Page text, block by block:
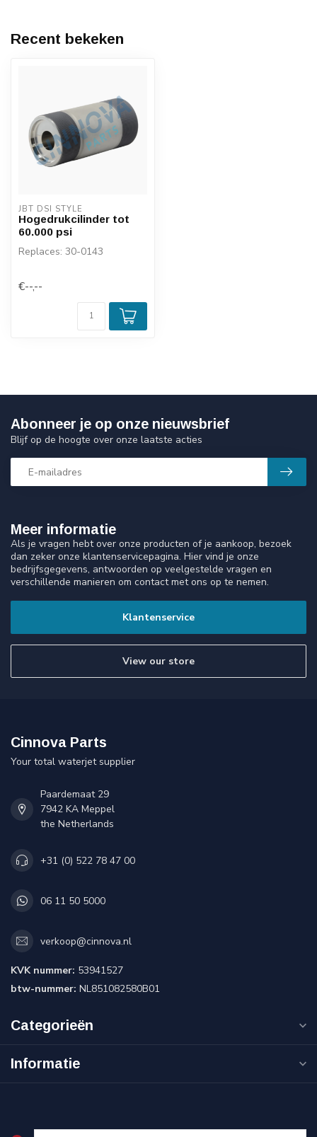
Recent bekeken
JBT DSI STYLE
Hogedrukcilinder tot
60.000 psi
Replaces: 30-0143
€--,--
Meer informatie
Als je vragen hebt over onze producten of je aankoop, bezoek
dan zeker onze klantenservicepagina. Hier vind je onze
bedrijfsgegevens, antwoorden op veelgestelde vragen en
verschillende manieren om contact met ons op te nemen.
Klantenservice
View our store
Abonneer je op onze nieuwsbrief
Blijf op de hoogte over onze laatste acties
Cinnova Parts
Your total waterjet supplier
Paardemaat 29
7942 KA Meppel
the Netherlands
+31 (0) 522 78 47 00
06 11 50 5000
verkoop@cinnova.nl
KVK nummer: 53941527
btw-nummer: NL851082580B01
Categorieën
Informatie